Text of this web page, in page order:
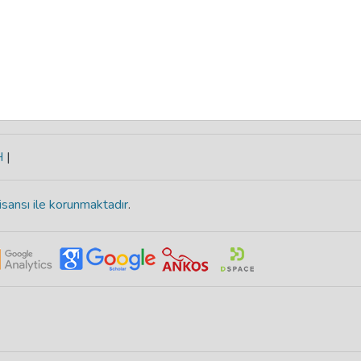
|
ile korunmaktadır.